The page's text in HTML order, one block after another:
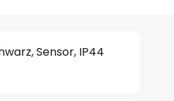
Sensor, IP44